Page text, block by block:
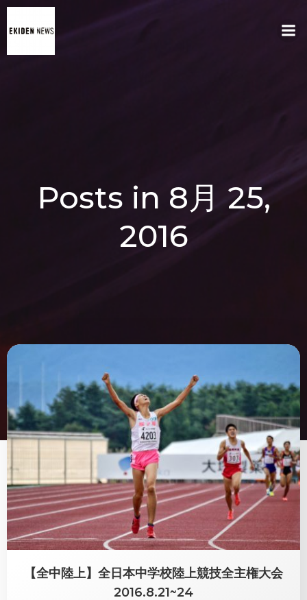
Posts in 8月 25,
2016
【全中陸上】全日本中学校陸上競技全主権大会
2016.8.21~24